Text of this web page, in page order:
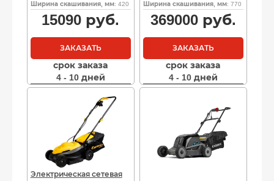
Ширина скашивания, мм: 420
15090 руб.
ЗАКАЗАТЬ
срок заказа
4 - 10 дней
Ширина скашивания, мм: 770
369000руб.
ЗАКАЗАТЬ
срок заказа
4 - 10 дней
Электрическая сетевая